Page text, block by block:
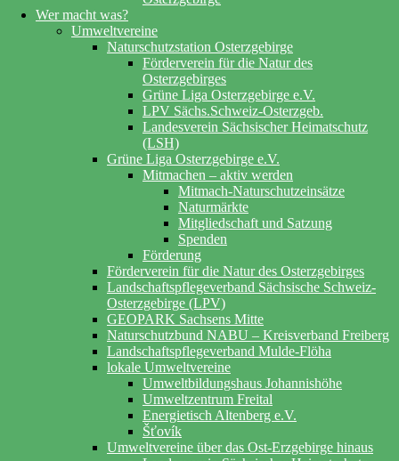
Wer macht was?
Umweltvereine
Naturschutzstation Osterzgebirge
Förderverein für die Natur des
Osterzgebirges
Grüne Liga Osterzgebirge e.V.
LPV Sächs.Schweiz-Osterzgeb.
Landesverein Sächsischer Heimatschutz
(LSH)
Grüne Liga Osterzgebirge e.V.
Mitmachen – aktiv werden
Mitmach-Naturschutzeinsätze
Naturmärkte
Mitgliedschaft und Satzung
Spenden
Förderung
Förderverein für die Natur des Osterzgebirges
Landschaftspflegeverband Sächsische Schweiz-
Osterzgebirge (LPV)
GEOPARK Sachsens Mitte
Naturschutzbund NABU – Kreisverband Freiberg
Landschaftspflegeverband Mulde-Flöha
lokale Umweltvereine
Umweltbildungshaus Johannishöhe
Umweltzentrum Freital
Energietisch Altenberg e.V.
Šťovík
Umweltvereine über das Ost-Erzgebirge hinaus